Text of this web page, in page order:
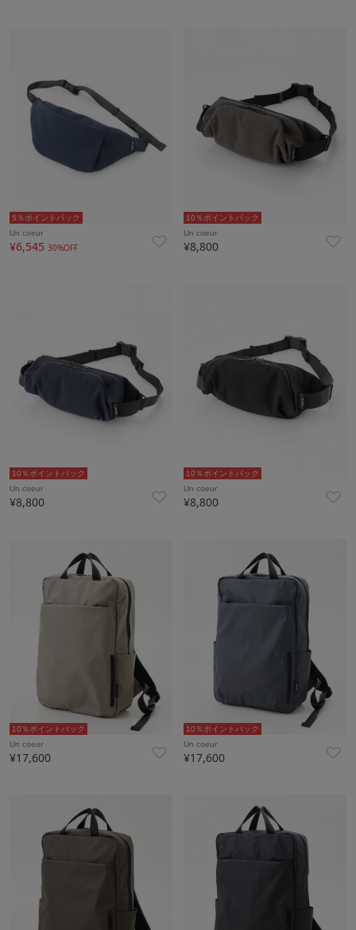
5％ポイントバック
Un coeur
¥6,545 30%OFF
10％ポイントバック
Un coeur
¥8,800
10％ポイントバック
Un coeur
¥8,800
10％ポイントバック
Un coeur
¥8,800
10％ポイントバック
Un coeur
¥17,600
10％ポイントバック
Un coeur
¥17,600